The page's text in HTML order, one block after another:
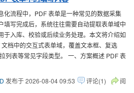
化流程中，PDF 表单是一种常见的数据采集
填写完成后，系统往往需要自动提取表单域中
于入库、校验或后续业务处理。本文将介绍如
档中的交互式表单域，覆盖文本框、复选
列表等常见字段类型。 一、方案概述 PDF 表
发布于 2026-08-04 09:53 评论(1)
阅